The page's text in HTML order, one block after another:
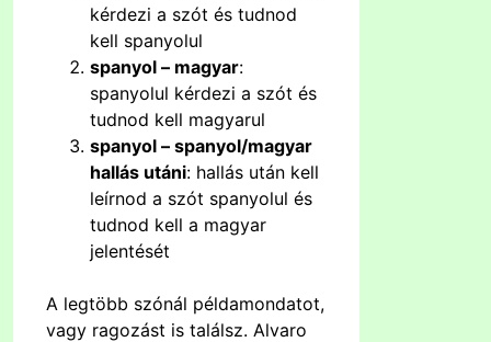
kérdezi a szót és tudnod
kell spanyolul
spanyol – magyar:
spanyolul kérdezi a szót és
tudnod kell magyarul
spanyol – spanyol/magyar
hallás utáni: hallás után kell
leírnod a szót spanyolul és
tudnod kell a magyar
jelentését
A legtöbb szónál példamondatot,
vagy ragozást is találsz. Alvaro